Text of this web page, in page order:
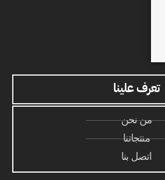
تعرف علينا
من نحن
منتجاتنا
اتصل بنا